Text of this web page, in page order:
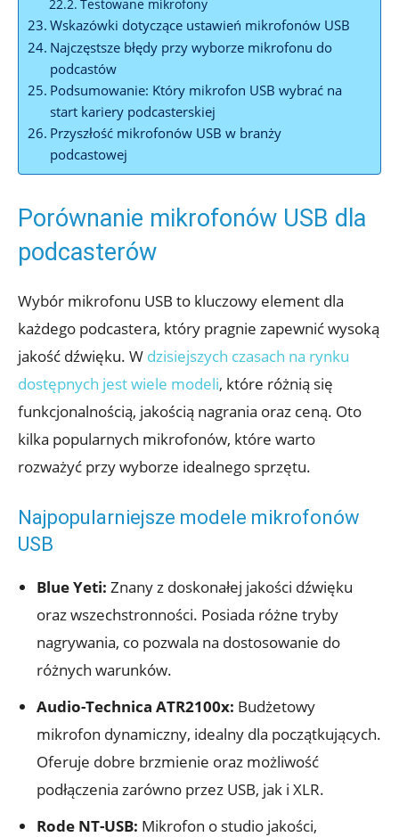
Testowane mikrofony
Wskazówki dotyczące ustawień mikrofonów USB
Najczęstsze błędy przy wyborze mikrofonu do
podcastów
Podsumowanie: Który mikrofon USB wybrać na
start kariery podcasterskiej
Przyszłość mikrofonów USB w branży
podcastowej
Porównanie mikrofonów USB dla
podcasterów
Wybór mikrofonu USB to kluczowy element dla
każdego podcastera, który pragnie zapewnić wysoką
jakość dźwięku. W dzisiejszych czasach na rynku
dostępnych jest wiele modeli, które różnią się
funkcjonalnością, jakością nagrania oraz ceną. Oto
kilka popularnych mikrofonów, które warto
rozważyć przy wyborze idealnego sprzętu.
Najpopularniejsze modele mikrofonów
USB
Blue Yeti: Znany z doskonałej jakości dźwięku
oraz wszechstronności. Posiada różne tryby
nagrywania, co pozwala na dostosowanie do
różnych warunków.
Audio-Technica ATR2100x: Budżetowy
mikrofon dynamiczny, idealny dla początkujących.
Oferuje dobre brzmienie oraz możliwość
podłączenia zarówno przez USB, jak i XLR.
Rode NT-USB: Mikrofon o studio jakości,